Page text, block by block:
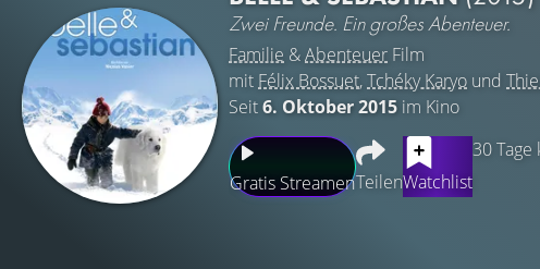
Zwei Freunde. Ein großes Abenteuer.
Familie &Abenteuer Film
mit Félix Bossuet,Tchéky Karyo und
Seit6. Oktober 2015 im Kino
Gratis StreamenTeilenWatchlist
30